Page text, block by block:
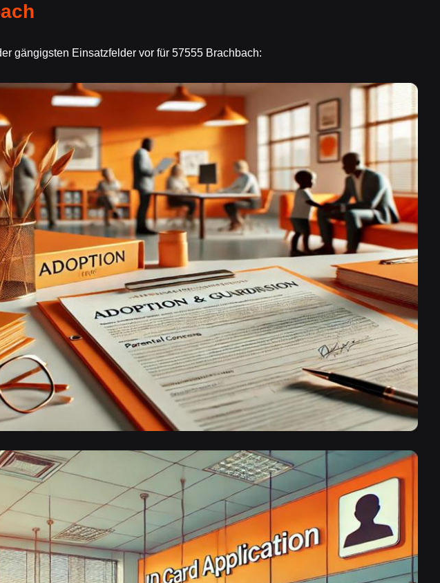
gängigsten Einsatzfelder vor für 57555 Brachbach: